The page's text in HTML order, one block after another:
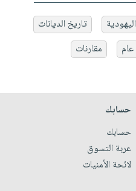
اليهودية
تاريخ الديانات
عام مقارنات
حسابك
حسابك
عربة التسوق
لائحة الأمنيات